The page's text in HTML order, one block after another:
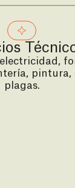
pintura,
plagas.